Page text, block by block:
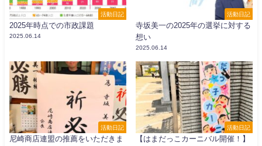
活動日記
2025年時点での市政課題
2025.06.14
活動日記
寺坂美一の2025年の選挙に対する
想い
2025.06.14
活動日記
尼崎商店連盟の推薦をいただきま
活動日記
【はまだっこカーニバル開催！】